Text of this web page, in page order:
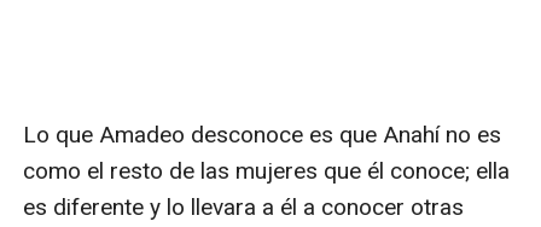
Lo que Amadeo desconoce es que Anahí no es
como el resto de las mujeres que él conoce; ella
es diferente y lo llevara a él a conocer otras